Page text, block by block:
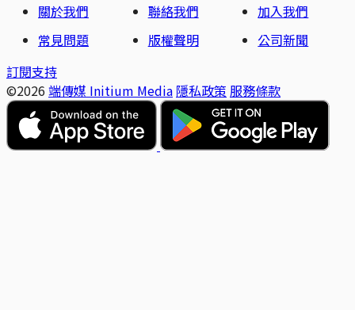
關於我們
聯絡我們
加入我們
常見問題
版權聲明
公司新聞
訂閱支持
©2026 端傳媒 Initium Media 隱私政策 服務條款